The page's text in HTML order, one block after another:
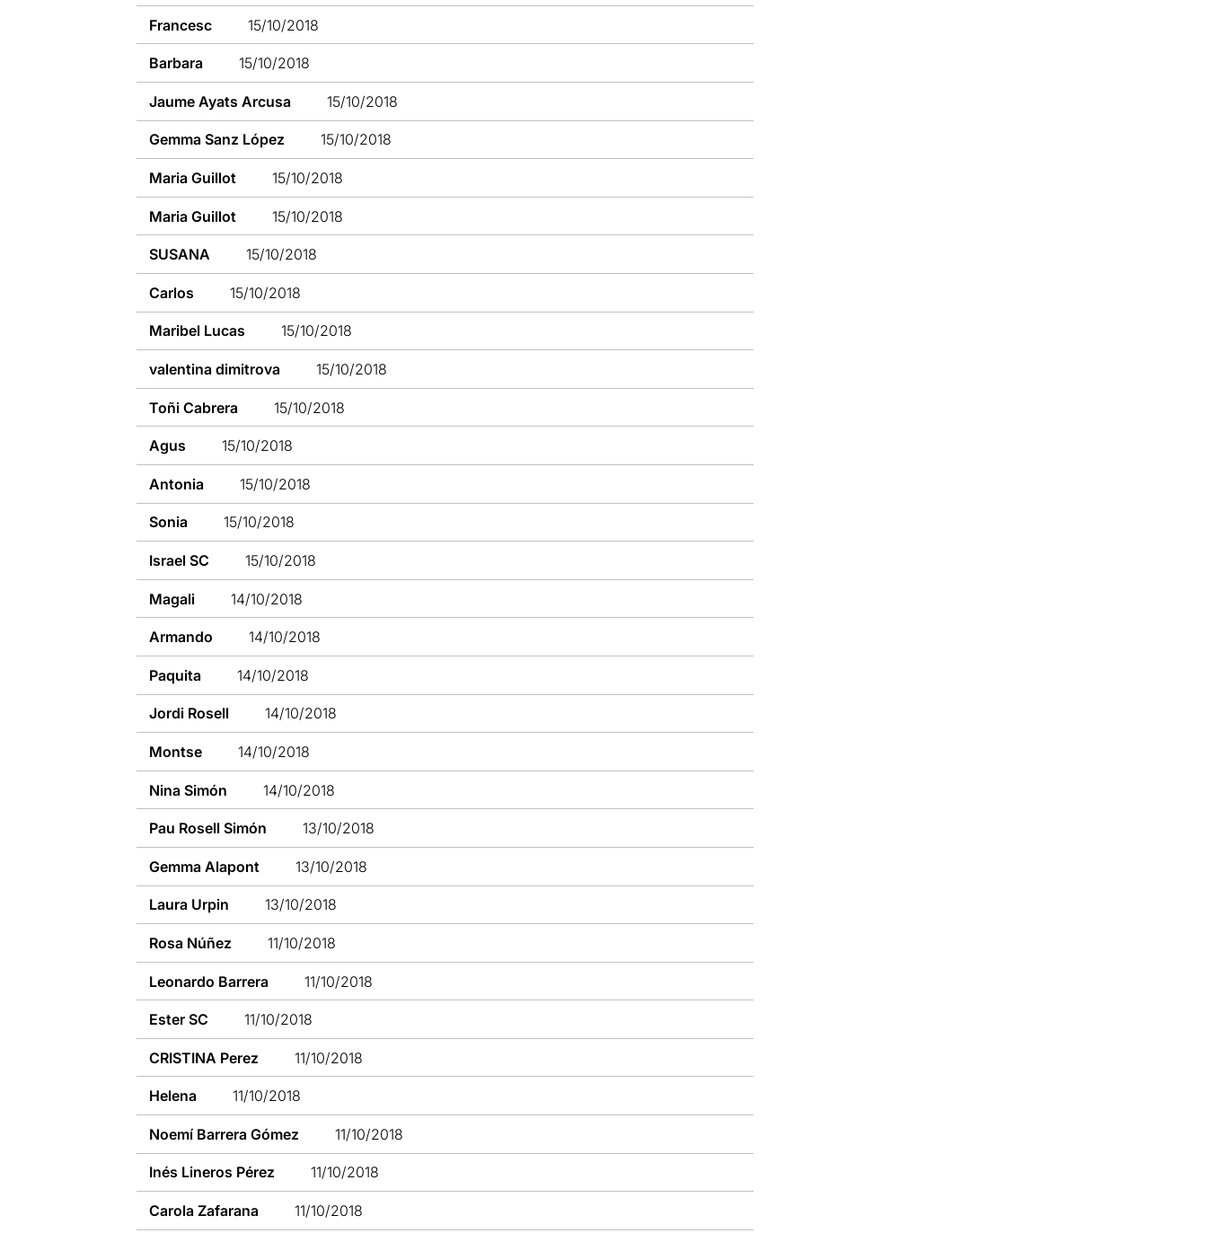
Francesc 15/10/2018
Barbara 15/10/2018
Jaume Ayats Arcusa 15/10/2018
Gemma Sanz López 15/10/2018
Maria Guillot 15/10/2018
Maria Guillot 15/10/2018
SUSANA 15/10/2018
Carlos 15/10/2018
Maribel Lucas 15/10/2018
valentina dimitrova 15/10/2018
Toñi Cabrera 15/10/2018
Agus 15/10/2018
Antonia 15/10/2018
Sonia 15/10/2018
Israel SC 15/10/2018
Magali 14/10/2018
Armando 14/10/2018
Paquita 14/10/2018
Jordi Rosell 14/10/2018
Montse 14/10/2018
Nina Simón 14/10/2018
Pau Rosell Simón 13/10/2018
Gemma Alapont 13/10/2018
Laura Urpin 13/10/2018
Rosa Núñez 11/10/2018
Leonardo Barrera 11/10/2018
Ester SC 11/10/2018
CRISTINA Perez 11/10/2018
Helena 11/10/2018
Noemí Barrera Gómez 11/10/2018
Inés Lineros Pérez 11/10/2018
Carola Zafarana 11/10/2018